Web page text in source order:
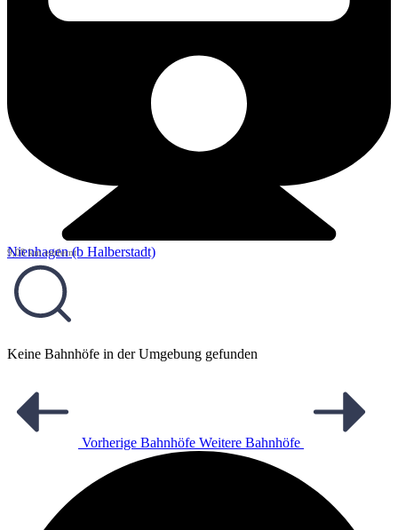
Nienhagen (b Halberstadt)
9,08 km entfernt
Keine Bahnhöfe in der Umgebung gefunden
Vorherige Bahnhöfe Weitere Bahnhöfe